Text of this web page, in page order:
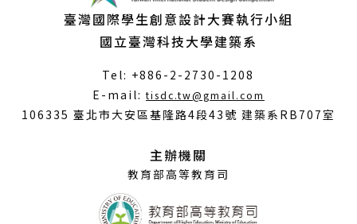
臺灣國際學生創意設計大賽執行小組
國立臺灣科技大學建築系
Tel: +886-2-2730-1208
E-mail:tisdc.tw@gmail.com
開
106335 臺北市大安區基隆路4段43號 建築系RB707室
主辦機關
教育部高等教育司